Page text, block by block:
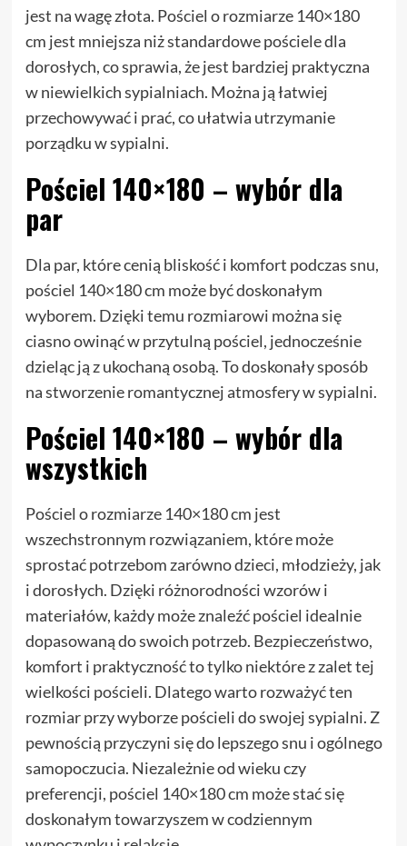
jest na wagę złota. Pościel o rozmiarze 140×180
cm jest mniejsza niż standardowe pościele dla
dorosłych, co sprawia, że jest bardziej praktyczna
w niewielkich sypialniach. Można ją łatwiej
przechowywać i prać, co ułatwia utrzymanie
porządku w sypialni.
Pościel 140×180 – wybór dla
par
Dla par, które cenią bliskość i komfort podczas snu,
pościel 140×180 cm może być doskonałym
wyborem. Dzięki temu rozmiarowi można się
ciasno owinąć w przytulną pościel, jednocześnie
dzieląc ją z ukochaną osobą. To doskonały sposób
na stworzenie romantycznej atmosfery w sypialni.
Pościel 140×180 – wybór dla
wszystkich
Pościel o rozmiarze 140×180 cm jest
wszechstronnym rozwiązaniem, które może
sprostać potrzebom zarówno dzieci, młodzieży, jak
i dorosłych. Dzięki różnorodności wzorów i
materiałów, każdy może znaleźć pościel idealnie
dopasowaną do swoich potrzeb. Bezpieczeństwo,
komfort i praktyczność to tylko niektóre z zalet tej
wielkości pościeli. Dlatego warto rozważyć ten
rozmiar przy wyborze pościeli do swojej sypialni. Z
pewnością przyczyni się do lepszego snu i ogólnego
samopoczucia. Niezależnie od wieku czy
preferencji, pościel 140×180 cm może stać się
doskonałym towarzyszem w codziennym